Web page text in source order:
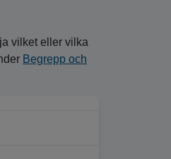
vilket eller vilka
Begrepp och